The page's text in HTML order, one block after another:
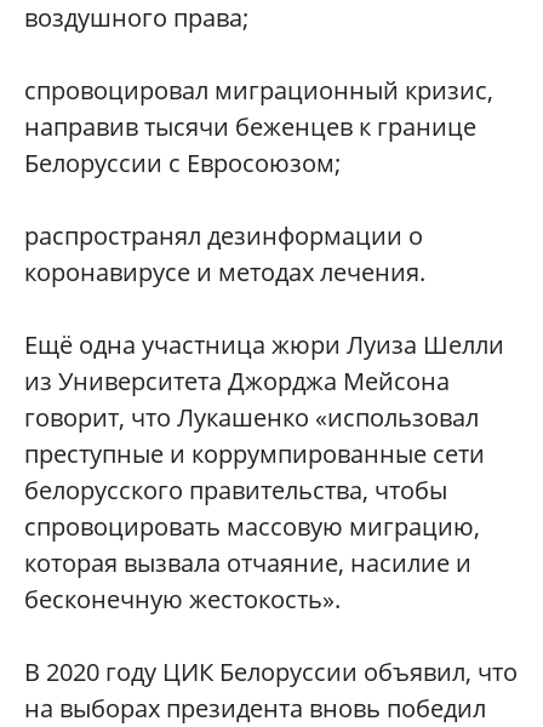
воздушного права;
спровоцировал миграционный кризис,
направив тысячи беженцев к границе
Белоруссии с Евросоюзом;
распространял дезинформации о
коронавирусе и методах лечения.
Ещё одна участница жюри Луиза Шелли
из Университета Джорджа Мейсона
говорит, что Лукашенко «использовал
преступные и коррумпированные сети
белорусского правительства, чтобы
спровоцировать массовую миграцию,
которая вызвала отчаяние, насилие и
бесконечную жестокость».
В 2020 году ЦИК Белоруссии объявил, что
на выборах президента вновь победил